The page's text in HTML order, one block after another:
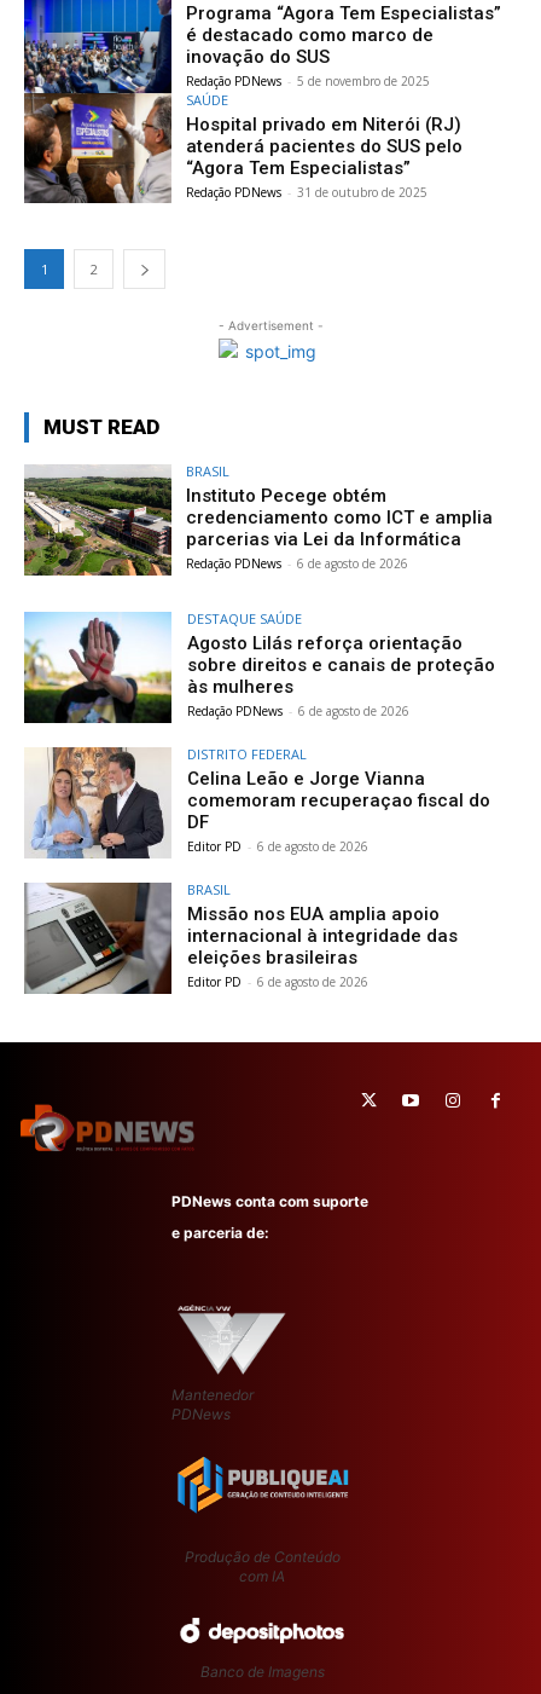
Programa “Agora Tem Especialistas”
é destacado como marco de
inovação do SUS
Redação PDNews - 5 de novembro de 2025
SAÚDE
Hospital privado em Niterói (RJ)
atenderá pacientes do SUS pelo
“Agora Tem Especialistas”
Redação PDNews - 31 de outubro de 2025
1 2
- Advertisement -
MUST READ
BRASIL
Instituto Pecege obtém
credenciamento como ICT e amplia
parcerias via Lei da Informática
Redação PDNews - 6 de agosto de 2026
DESTAQUE SAÚDE
Agosto Lilás reforça orientação
sobre direitos e canais de proteção
às mulheres
Redação PDNews - 6 de agosto de 2026
DISTRITO FEDERAL
Celina Leão e Jorge Vianna
comemoram recuperaçao fiscal do
DF
Editor PD - 6 de agosto de 2026
BRASIL
Missão nos EUA amplia apoio
internacional à integridade das
eleições brasileiras
Editor PD - 6 de agosto de 2026
PDNews conta com suporte
e parceria de:
Mantenedor
PDNews
Produção de Conteúdo
com IA
Banco de Imagens